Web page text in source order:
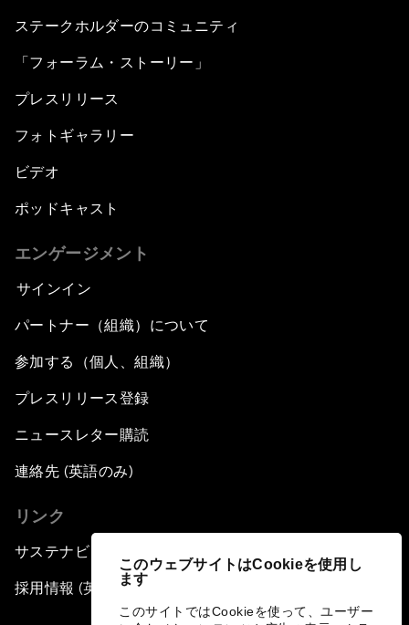
このウェブサイトはCookieを使用し
ます
このサイトではCookieを使って、ユーザー
ステークホルダーのコミュニティ
「フォーラム・ストーリー」
プレスリリース
フォトギャラリー
ビデオ
ポッドキャスト
エンゲージメント
サインイン
パートナー（組織）について
参加する（個人、組織）
プレスリリース登録
ニュースレター購読
連絡先 (英語のみ)
リンク
サステナビリティへの取り組み
採用情報 (英語のみ)